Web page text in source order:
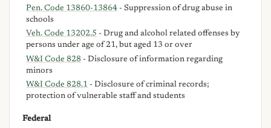
Pen. Code 13860-13864 - Suppression of drug abuse in
schools
Veh. Code 13202.5 - Drug and alcohol related offenses by
persons under age of 21, but aged 13 or over
W&I Code 828 - Disclosure of information regarding
minors
W&I Code 828.1 - Disclosure of criminal records;
protection of vulnerable staff and students
Federal